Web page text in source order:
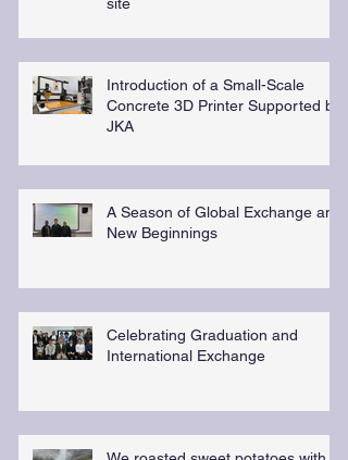
Introduction of a Small-Scale
Concrete 3D Printer Supported by
JKA
A Season of Global Exchange and
New Beginnings
Celebrating Graduation and
International Exchange